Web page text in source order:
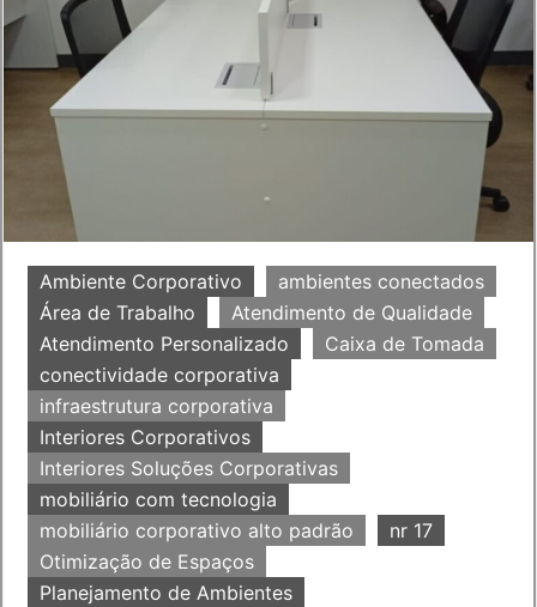
Ambiente Corporativo
ambientes conectados
Área de Trabalho
Atendimento de Qualidade
Atendimento Personalizado
Caixa de Tomada
conectividade corporativa
infraestrutura corporativa
Interiores Corporativos
Interiores Soluções Corporativas
mobiliário com tecnologia
mobiliário corporativo alto padrão
nr 17
Otimização de Espaços
Planejamento de Ambientes